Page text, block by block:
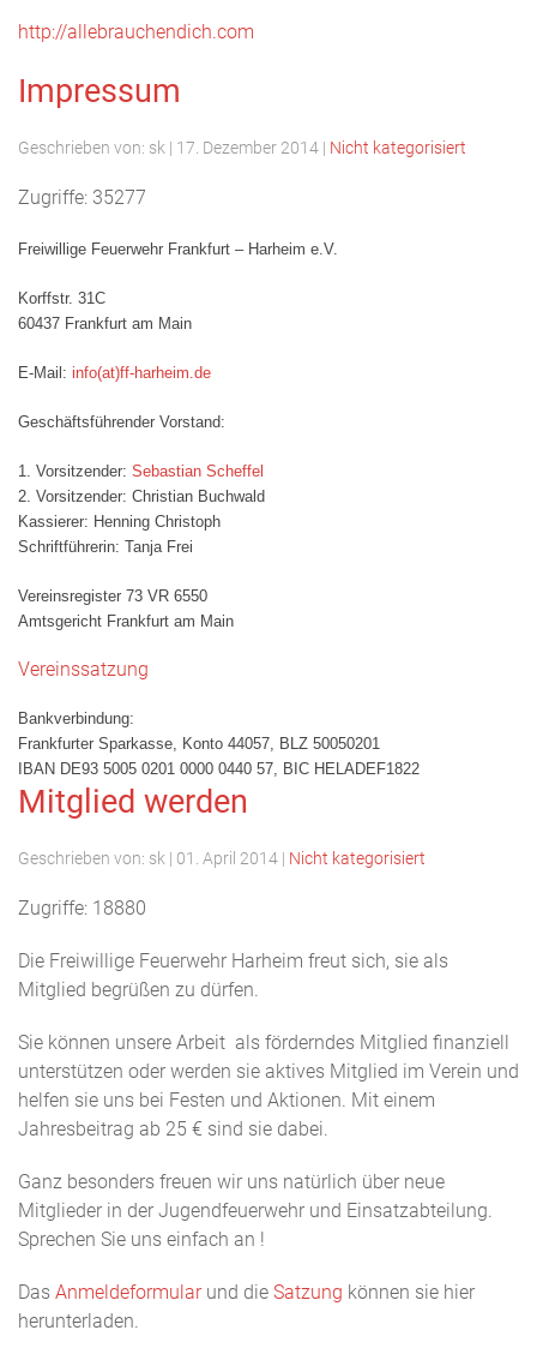
http://allebrauchendich.com
Impressum
Geschrieben von: sk | 17. Dezember 2014 | Nicht kategorisiert
Zugriffe: 35277
Freiwillige Feuerwehr Frankfurt – Harheim e.V.
Korffstr. 31C
60437 Frankfurt am Main
E-Mail: info(at)ff-harheim.de
Geschäftsführender Vorstand:
1. Vorsitzender: Sebastian Scheffel
2. Vorsitzender: Christian Buchwald
Kassierer: Henning Christoph
Schriftführerin: Tanja Frei
Vereinsregister 73 VR 6550
Amtsgericht Frankfurt am Main
Vereinssatzung
Bankverbindung:
Frankfurter Sparkasse, Konto 44057, BLZ 50050201
IBAN DE93 5005 0201 0000 0440 57, BIC HELADEF1822
Mitglied werden
Geschrieben von: sk | 01. April 2014 | Nicht kategorisiert
Zugriffe: 18880
Die Freiwillige Feuerwehr Harheim freut sich, sie als
Mitglied begrüßen zu dürfen.
Sie können unsere Arbeit als förderndes Mitglied finanziell
unterstützen oder werden sie aktives Mitglied im Verein und
helfen sie uns bei Festen und Aktionen. Mit einem
Jahresbeitrag ab 25 € sind sie dabei.
Ganz besonders freuen wir uns natürlich über neue
Mitglieder in der Jugendfeuerwehr und Einsatzabteilung.
Sprechen Sie uns einfach an !
Das Anmeldeformularund die Satzung können sie hier
herunterladen.